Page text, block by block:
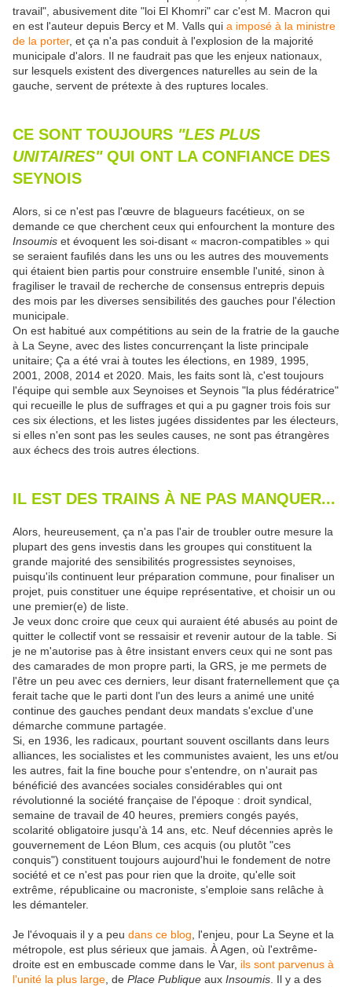
travail", abusivement dite "loi El Khomri" car c'est M. Macron qui
en est l'auteur depuis Bercy et M. Valls qui a imposé à la ministre
de la porter, et ça n'a pas conduit à l'explosion de la majorité
municipale d'alors. Il ne faudrait pas que les enjeux nationaux,
sur lesquels existent des divergences naturelles au sein de la
gauche, servent de prétexte à des ruptures locales.
CE SONT TOUJOURS "LES PLUS
UNITAIRES"QUI ONT LA CONFIANCE DES
SEYNOIS
Alors, si ce n'est pas l'œuvre de blagueurs facétieux, on se
demande ce que cherchent ceux qui enfourchent la monture des
Insoumis et évoquent les soi-disant « macron-compatibles » qui
se seraient faufilés dans les uns ou les autres des mouvements
qui étaient bien partis pour construire ensemble l'unité, sinon à
fragiliser le travail de recherche de consensus entrepris depuis
des mois par les diverses sensibilités des gauches pour l'élection
municipale.
On est habitué aux compétitions au sein de la fratrie de la gauche
à La Seyne, avec des listes concurrençant la liste principale
unitaire; Ça a été vrai à toutes les élections, en 1989, 1995,
2001, 2008, 2014 et 2020. Mais, les faits sont là, c'est toujours
l'équipe qui semble aux Seynoises et Seynois "la plus fédératrice"
qui recueille le plus de suffrages et qui a pu gagner trois fois sur
ces six élections, et les listes jugées dissidentes par les électeurs,
si elles n'en sont pas les seules causes, ne sont pas étrangères
aux échecs des trois autres élections.
IL EST DES TRAINS À NE PAS MANQUER...
Alors, heureusement, ça n'a pas l'air de troubler outre mesure la
plupart des gens investis dans les groupes qui constituent la
grande majorité des sensibilités progressistes seynoises,
puisqu'ils continuent leur préparation commune, pour finaliser un
projet, puis constituer une équipe représentative, et choisir un ou
une premier(e) de liste.
Je veux donc croire que ceux qui auraient été abusés au point de
quitter le collectif vont se ressaisir et revenir autour de la table. Si
je ne m'autorise pas à être insistant envers ceux qui ne sont pas
des camarades de mon propre parti, la GRS, je me permets de
l'être un peu avec ces derniers, leur disant fraternellement que ça
ferait tache que le parti dont l'un des leurs a animé une unité
continue des gauches pendant deux mandats s'exclue d'une
démarche commune partagée.
Si, en 1936, les radicaux, pourtant souvent oscillants dans leurs
alliances, les socialistes et les communistes avaient, les uns et/ou
les autres, fait la fine bouche pour s'entendre, on n'aurait pas
bénéficié des avancées sociales considérables qui ont
révolutionné la société française de l'époque : droit syndical,
semaine de travail de 40 heures, premiers congés payés,
scolarité obligatoire jusqu'à 14 ans, etc. Neuf décennies après le
gouvernement de Léon Blum, ces acquis (ou plutôt "ces
conquis") constituent toujours aujourd'hui le fondement de notre
société et ce n'est pas pour rien que la droite, qu'elle soit
extrême, républicaine ou macroniste, s'emploie sans relâche à
les démanteler.
Je l'évoquais il y a peu dans ce blog , l'enjeu, pour La Seyne et la
métropole, est plus sérieux que jamais. À Agen, où l'extrême-
droite est en embuscade comme dans le Var, ils sont parvenus à
l'unité la plus large , de Place Publique aux Insoumis . Il y a des